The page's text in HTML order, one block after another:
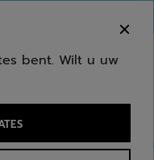
invoeren
bent. Wilt u uw